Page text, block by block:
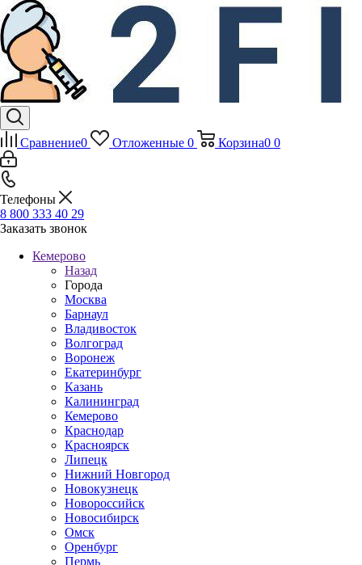
Сравнение0 Отложенные 0 Корзина0 0
Телефоны
8 800 333 40 29
Заказать звонок
Кемерово
Назад
Города
Москва
Барнаул
Владивосток
Волгоград
Воронеж
Екатеринбург
Казань
Калининград
Кемерово
Краснодар
Красноярск
Липецк
Нижний Новгород
Новокузнецк
Новороссийск
Новосибирск
Омск
Оренбург
Пермь